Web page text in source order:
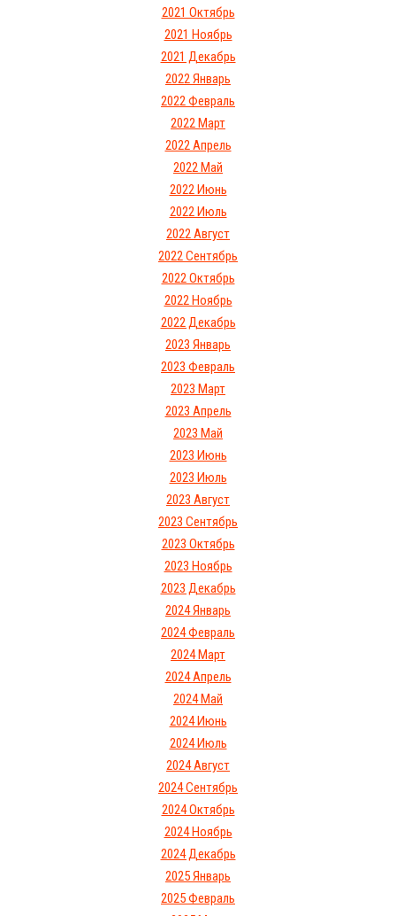
2021 Октябрь
2021 Ноябрь
2021 Декабрь
2022 Январь
2022 Февраль
2022 Март
2022 Апрель
2022 Май
2022 Июнь
2022 Июль
2022 Август
2022 Сентябрь
2022 Октябрь
2022 Ноябрь
2022 Декабрь
2023 Январь
2023 Февраль
2023 Март
2023 Апрель
2023 Май
2023 Июнь
2023 Июль
2023 Август
2023 Сентябрь
2023 Октябрь
2023 Ноябрь
2023 Декабрь
2024 Январь
2024 Февраль
2024 Март
2024 Апрель
2024 Май
2024 Июнь
2024 Июль
2024 Август
2024 Сентябрь
2024 Октябрь
2024 Ноябрь
2024 Декабрь
2025 Январь
2025 Февраль